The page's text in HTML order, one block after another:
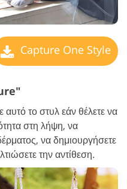
Capture One Style
το στυλ εάν θέλετε να
στη λήψη, να
να δημιουργήσετε
την αντίθεση.